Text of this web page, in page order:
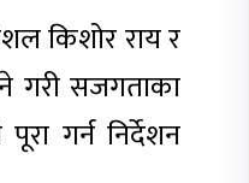
किशोर राय र
गरी सजगताका
गर्न निर्देशन